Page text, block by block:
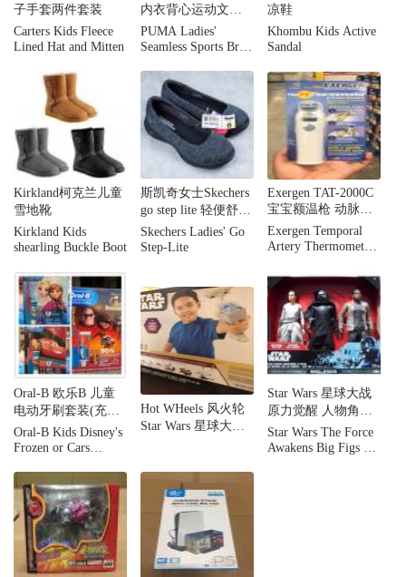
子手套两件套装
Carters Kids Fleece
Lined Hat and Mitten
内衣背心运动文胸
无痕舒适两件装
PUMA Ladies'
Seamless Sports Bra,
凉鞋
Khombu Kids Active
Sandal
Kirkland柯克兰儿童
雪地靴
Kirkland Kids
shearling Buckle Boot
斯凯奇女士Skechers
go step lite 轻便舒适
健步鞋运动鞋 黑灰
两色可选
Skechers Ladies' Go
Step-Lite
Exergen TAT-2000C
宝宝额温枪 动脉体
温计 婴儿体温计
Exergen Temporal
Artery Thermometer
Model
Oral-B 欧乐B 儿童
电动牙刷套装(充电
式) 自动定时 3岁以
上儿童适用
Oral-B Kids Disney's
Frozen or Cars
Toothbrush Bundle
Pack
Hot WHeels 风火轮
Star Wars 星球大战
Star Wars 星球大战
原力觉醒 人物角色
玩具
Star Wars The Force
Awakens Big Figs 3-